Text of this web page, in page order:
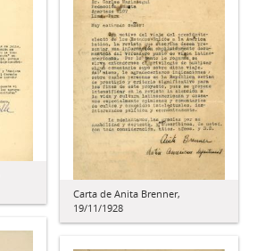
Carta de Anita Brenner,
19/11/1928